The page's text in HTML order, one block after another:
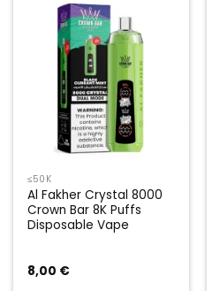
≤50K
Al Fakher Crystal 8000
Crown Bar 8K Puffs
Disposable Vape
8,00 €